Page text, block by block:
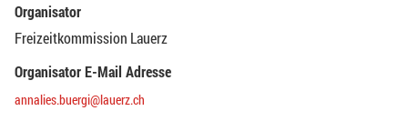
Organisator
Freizeitkommission Lauerz
Organisator E-Mail Adresse
annalies.buergi@lauerz.ch